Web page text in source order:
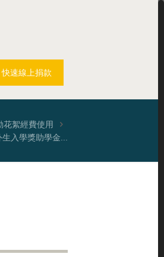
快速線上捐款
花絮經費使用
入學獎助學金...